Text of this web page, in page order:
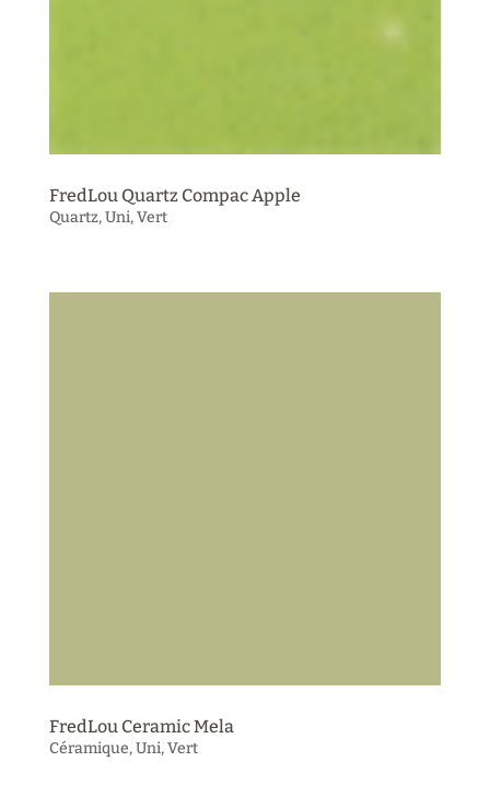
FredLou Quartz Compac Apple
Quartz,Uni,Vert
FredLou Ceramic Mela
Céramique,Uni,Vert